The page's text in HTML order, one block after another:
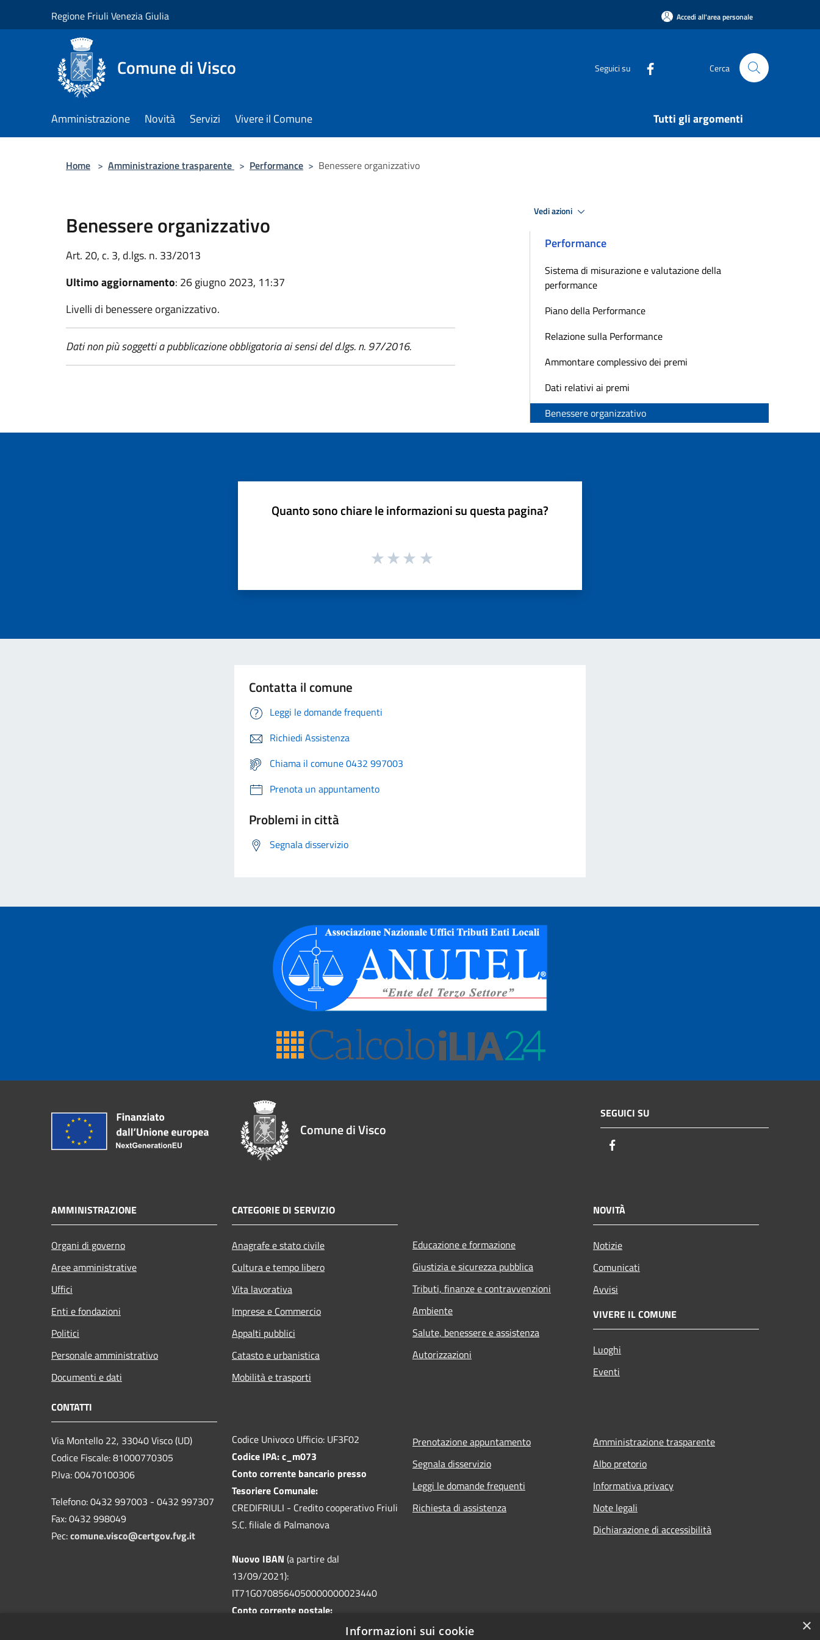
Regione Friuli Venezia Giulia Accedi all'area personale
Comune di Visco Seguici su Cerca
Amministrazione Novità Servizi Vivere il Comune Tutti gli argomenti
Home > Amministrazione trasparente > Performance > Benessere organizzativo
Benessere organizzativo
Art. 20, c. 3, d.lgs. n. 33/2013
Ultimo aggiornamento: 26 giugno 2023, 11:37
Livelli di benessere organizzativo.
Dati non più soggetti a pubblicazione obbligatoria ai sensi del d.lgs. n. 97/2016.
Vedi azioni
Performance
Sistema di misurazione e valutazione della
performance
Piano della Performance
Relazione sulla Performance
Ammontare complessivo dei premi
Dati relativi ai premi
Benessere organizzativo
Quanto sono chiare le informazioni su questa pagina?
Contatta il comune
Leggi le domande frequenti
Richiedi Assistenza
Chiama il comune 0432 997003
Prenota un appuntamento
Problemi in città
Segnala disservizio
Comune di Visco
SEGUICI SU
AMMINISTRAZIONE
Organi di governo
Aree amministrative
Uffici
Enti e fondazioni
Politici
Personale amministrativo
Documenti e dati
CATEGORIE DI SERVIZIO
Anagrafe e stato civile
Cultura e tempo libero
Vita lavorativa
Imprese e Commercio
Appalti pubblici
Catasto e urbanistica
Mobilità e trasporti
Educazione e formazione
Giustizia e sicurezza pubblica
Tributi, finanze e contravvenzioni
Ambiente
Salute, benessere e assistenza
Autorizzazioni
NOVITÀ
Notizie
Comunicati
Avvisi
VIVERE IL COMUNE
Luoghi
Eventi
CONTATTI
Via Montello 22, 33040 Visco (UD)
Codice Fiscale: 81000770305
P.Iva: 00470100306
Telefono: 0432 997003 - 0432 997307
Fax: 0432 998049
Pec:comune.visco@certgov.fvg.it
Codice Univoco Ufficio: UF3F02
Codice IPA: c_m073
Conto corrente bancario presso
Tesoriere Comunale:
CREDIFRIULI - Credito cooperativo Friuli
S.C. filiale di Palmanova
Nuovo IBAN (a partire dal
13/09/2021):
IT71G0708564050000000023440
Conto corrente postale:
Prenotazione appuntamento
Segnala disservizio
Leggi le domande frequenti
Richiesta di assistenza
Amministrazione trasparente
Albo pretorio
Informativa privacy
Note legali
Dichiarazione di accessibilità
×
Informazioni sui cookie